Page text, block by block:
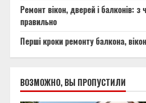
Ремонт вікон, дверей і балконів: з
правильно
Перші кроки ремонту балкона,
ВОЗМОЖНО, ВЫ ПРОПУСТИЛИ